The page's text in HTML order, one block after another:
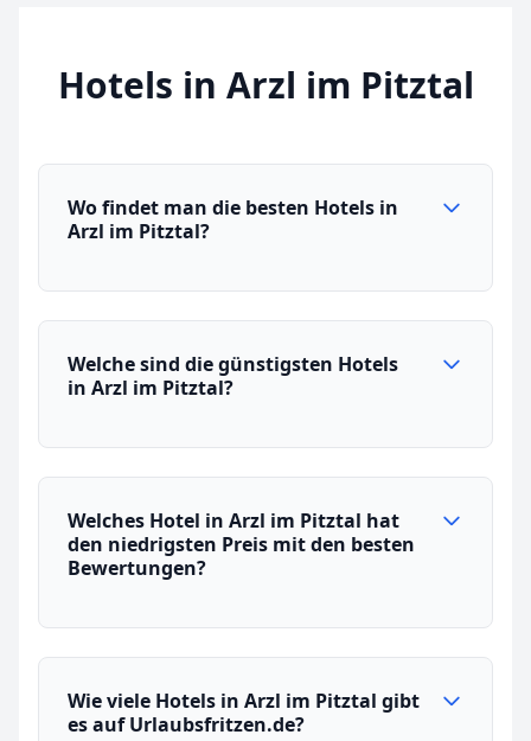
Hotels in Arzl im Pitztal
Wo findet man die besten Hotels in
Arzl im Pitztal?
Welche sind die günstigsten Hotels
in Arzl im Pitztal?
Welches Hotel in Arzl im Pitztal hat
den niedrigsten Preis mit den besten
Bewertungen?
Wie viele Hotels in Arzl im Pitztal gibt
es auf Urlaubsfritzen.de?